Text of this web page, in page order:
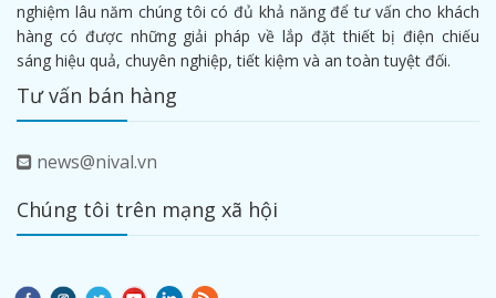
nghiệm lâu năm chúng tôi có đủ khả năng để tư vấn cho khách
hàng có được những giải pháp về lắp đặt thiết bị điện chiếu
sáng hiệu quả, chuyên nghiệp, tiết kiệm và an toàn tuyệt đối.
Tư vấn bán hàng
news@nival.vn
Chúng tôi trên mạng xã hội